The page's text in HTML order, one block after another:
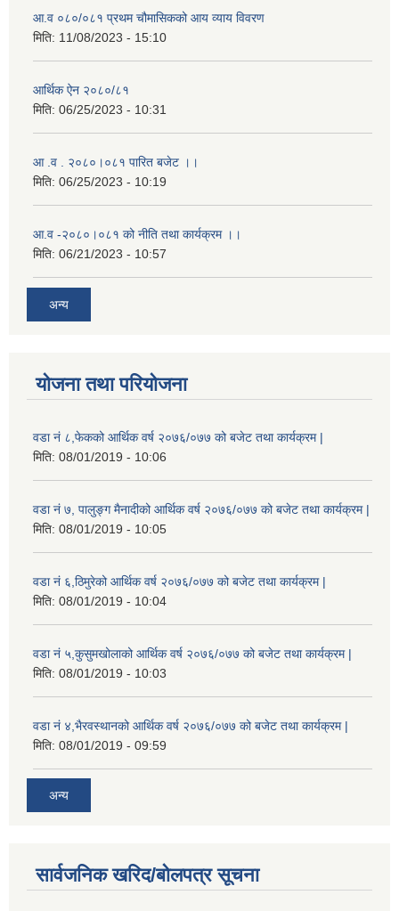
आ.व ०८०/०८१ प्रथम चौमासिकको आय व्याय विवरण
मिति: 11/08/2023 - 15:10
आर्थिक ऐन २०८०/८१
मिति: 06/25/2023 - 10:31
आ .व . २०८०।०८१ पारित बजेट ।।
मिति: 06/25/2023 - 10:19
आ.व -२०८०।०८१ को नीति तथा कार्यक्रम ।।
मिति: 06/21/2023 - 10:57
अन्य
योजना तथा परियोजना
वडा नं ८,फेकको आर्थिक वर्ष २०७६/०७७ को बजेट तथा कार्यक्रम |
मिति: 08/01/2019 - 10:06
वडा नं ७, पालुङ्ग मैनादीको आर्थिक वर्ष २०७६/०७७ को बजेट तथा कार्यक्रम |
मिति: 08/01/2019 - 10:05
वडा नं ६,ठिमुरेको आर्थिक वर्ष २०७६/०७७ को बजेट तथा कार्यक्रम |
मिति: 08/01/2019 - 10:04
वडा नं ५,कुसुमखोलाको आर्थिक वर्ष २०७६/०७७ को बजेट तथा कार्यक्रम |
मिति: 08/01/2019 - 10:03
वडा नं ४,भैरवस्थानको आर्थिक वर्ष २०७६/०७७ को बजेट तथा कार्यक्रम |
मिति: 08/01/2019 - 09:59
अन्य
सार्वजनिक खरिद/बोलपत्र सूचना